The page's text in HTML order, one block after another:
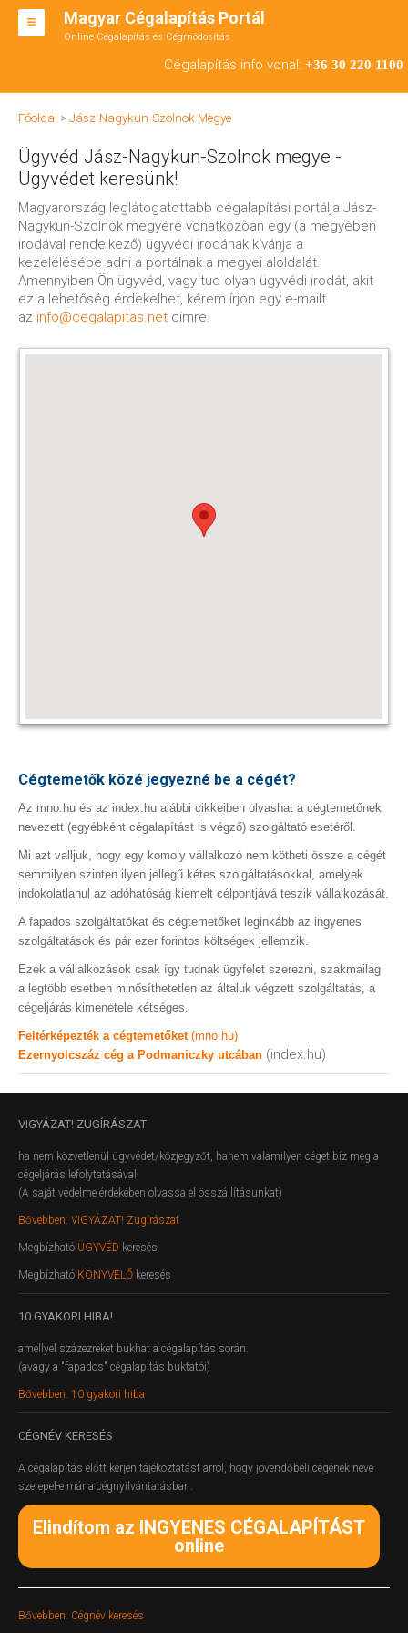
Magyar Cégalapítás Portál
Online Cégalapítás és Cégmódosítás
Cégalapítás info vonal: +36 30 220 1100
BT ALAPÍTÁS
CÉGMÓDOSÍTÁS
ÁTALAKULÁS
TEÁOR SZÁMOK '08
ENGEDÉLYKÖTELES
KAPCSOLAT
IRODÁK
Főoldal > Jász-Nagykun-Szolnok Megye
Ügyvéd Jász-Nagykun-Szolnok megye -
Ügyvédet keresünk!
Magyarország leglátogatottabb cégalapítási portálja Jász-
Nagykun-Szolnok megyére vonatkozóan egy (a megyében
irodával rendelkező) ügyvédi irodának kívánja a
kezelélésébe adni a portálnak a megyei aloldalát.
Amennyiben Ön ügyvéd, vagy tud olyan ügyvédi irodát, akit
ez a lehetőség érdekelhet, kérem írjon egy e-mailt
az info@cegalapitas.net címre.
Cégtemetők közé jegyezné be a cégét?
Az mno.hu és az index.hu alábbi cikkeiben olvashat a cégtemetőnek
nevezett (egyébként cégalapítást is végző) szolgáltató esetéről.
Mi azt valljuk, hogy egy komoly vállalkozó nem kötheti össze a cégét
semmilyen szinten ilyen jellegű kétes szolgáltatásokkal, amelyek
indokolatlanul az adóhatóság kiemelt célpontjává teszik vállalkozását.
A fapados szolgáltatókat és cégtemetőket leginkább az ingyenes
szolgáltatások és pár ezer forintos költségek jellemzik.
Ezek a vállalkozások csak így tudnak ügyfelet szerezni, szakmailag
a legtöbb esetben minősíthetetlen az általuk végzett szolgáltatás, a
cégeljárás kimenetele kétséges.
Feltérképezték a cégtemetőket (mno.hu)
Ezernyolcszáz cég a Podmaniczky utcában (index.hu)
VIGYÁZAT! ZUGÍRÁSZAT
ha nem közvetlenül ügyvédet/közjegyzőt, hanem valamilyen céget bíz meg a
cégeljárás lefolytatásával.
(A saját védelme érdekében olvassa el összállításunkat)
Bővebben: VIGYÁZAT! Zugírászat
Megbízható ÜGYVÉD keresés
Megbízható KÖNYVELŐ keresés
10 GYAKORI HIBA!
amellyel százezreket bukhat a cégalapítás során.
(avagy a "fapados" cégalapítás buktatói)
Bővebben: 10 gyakori hiba
CÉGNÉV KERESÉS
A cégalapítás előtt kérjen tájékoztatást arról, hogy jövendőbeli cégének neve
szerepel-e már a cégnyilvántarásban.
Elindítom az INGYENES CÉGALAPÍTÁST
online
Bővebben: Cégnév keresés